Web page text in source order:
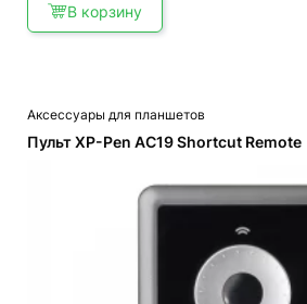
В корзину
Аксессуары для планшетов
Пульт XP-Pen AC19 Shortcut Remote